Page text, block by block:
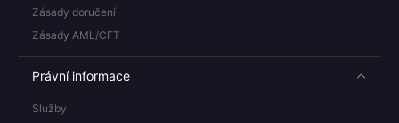
Zásady doručení
Zásady AML/CFT
Právní informace
Služby